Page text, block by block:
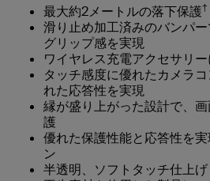
最大約2メートルの落下保護†
滑り止め加工済みのバンパ
グリップ感を実現
ワイヤレス充電アクセサリ
タッチ感度に優れたカメラ
れた応答性を実現
縁が盛り上がった設計で、
護
優れた保護性能と応答性を
ン
半透明、ソフトタッチ仕上げ